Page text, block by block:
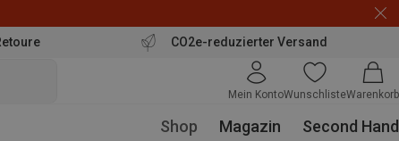
CO2e-reduzierter Versand
Mein KontoWunschlisteWarenkorb
Shop Magazin Second Hand